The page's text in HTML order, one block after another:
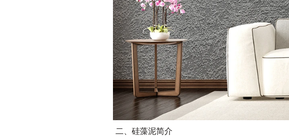
二、硅藻泥简介